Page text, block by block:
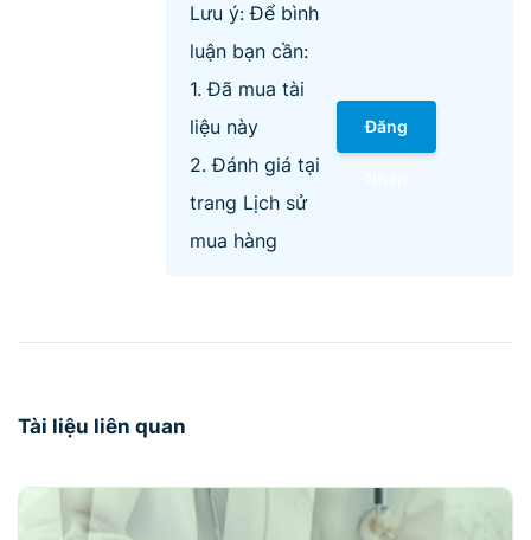
Lưu ý: Để bình
luận bạn cần:
1. Đã mua tài
liệu này
2. Đánh giá tại
trang Lịch sử
mua hàng
Đăng
Tài liệu liên quan